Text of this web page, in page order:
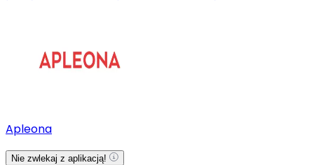
Apleona
Nie zwlekaj z aplikacją!